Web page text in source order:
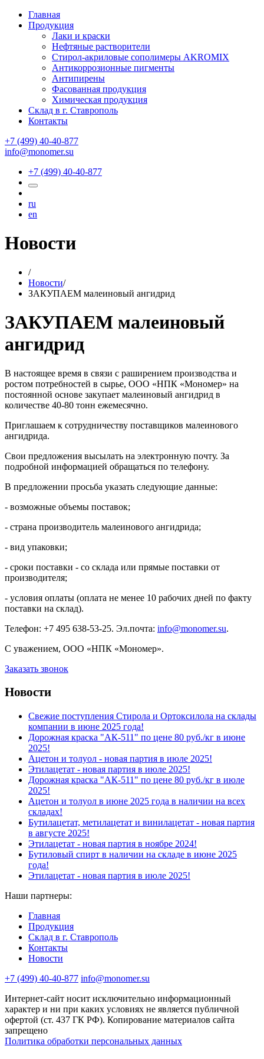
Главная
Продукция
Лаки и краски
Нефтяные растворители
Стирол-акриловые сополимеры AKROMIX
Антикоррозионные пигменты
Антипирены
Фасованная продукция
Химическая продукция
Склад в г. Ставрополь
Контакты
+7 (499) 40-40-877
info@monomer.su
+7 (499) 40-40-877
ru
en
Новости
/
Новости/
ЗАКУПАЕМ малеиновый ангидрид
ЗАКУПАЕМ малеиновый
ангидрид
В настоящее время в связи с раширением производства и
ростом потребностей в сырье, ООО «НПК «Мономер» на
постоянной основе закупает малеиновый ангидрид в
количестве 40-80 тонн ежемесячно.
Приглашаем к сотрудничеству поставщиков малеинового
ангидрида.
Свои предложения высылать на электронную почту. За
подробной информацией обращаться по телефону.
В предложении просьба указать следующие данные:
- возможные объемы поставок;
- страна производитель малеинового ангидрида;
- вид упаковки;
- сроки поставки - со склада или прямые поставки от
производителя;
- условия оплаты (оплата не менее 10 рабочих дней по факту
поставки на склад).
Телефон: +7 495 638-53-25. Эл.почта: info@monomer.su.
С уважением, ООО «НПК «Мономер».
Заказать звонок
Новости
Свежие поступления Стирола и Ортоксилола на склады
компании в июне 2025 года!
Дорожная краска "АК-511" по цене 80 руб./кг в июне
2025!
Ацетон и толуол - новая партия в июле 2025!
Этилацетат - новая партия в июле 2025!
Дорожная краска "АК-511" по цене 80 руб./кг в июле
2025!
Ацетон и толуол в июне 2025 года в наличии на всех
складах!
Бутилацетат, метилацетат и винилацетат - новая партия
в августе 2025!
Этилацетат - новая партия в ноябре 2024!
Бутиловый спирт в наличии на складе в июне 2025
года!
Этилацетат - новая партия в июле 2025!
Наши партнеры:
Главная
Продукция
Склад в г. Ставрополь
Контакты
Новости
+7 (499) 40-40-877 info@monomer.su
Интернет-сайт носит исключительно информационный
характер и ни при каких условиях не является публичной
офертой (ст. 437 ГК РФ). Копирование материалов сайта
запрещено
Политика обработки персональных данных